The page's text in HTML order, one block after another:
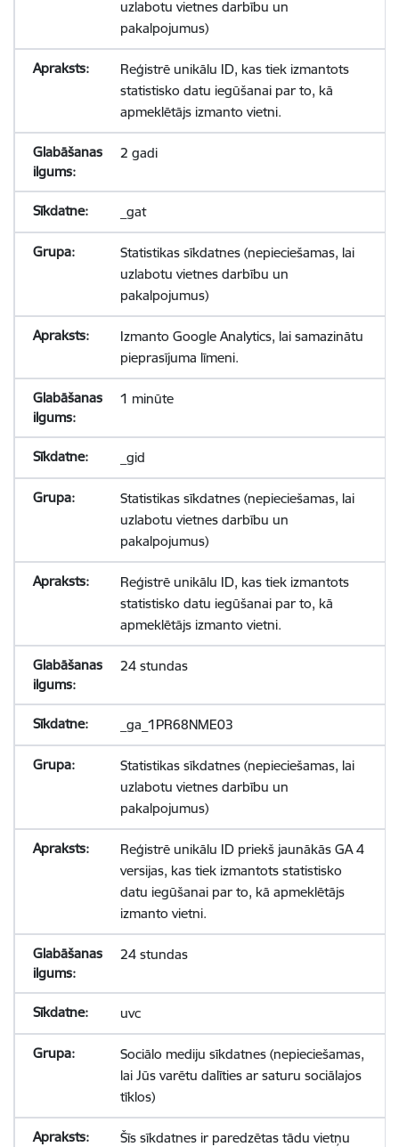
uzlabotu vietnes darbību un
pakalpojumus)
Reģistrē unikālu ID, kas tiek izmantots
statistisko datu iegūšanai par to, kā
apmeklētājs izmanto vietni.
2 gadi
_gat
Statistikas sīkdatnes (nepieciešamas, lai
uzlabotu vietnes darbību un
pakalpojumus)
Izmanto Google Analytics, lai samazinātu
pieprasījuma līmeni.
1 minūte
_gid
Statistikas sīkdatnes (nepieciešamas, lai
uzlabotu vietnes darbību un
pakalpojumus)
Reģistrē unikālu ID, kas tiek izmantots
statistisko datu iegūšanai par to, kā
apmeklētājs izmanto vietni.
24 stundas
_ga_1PR68NME03
Statistikas sīkdatnes (nepieciešamas, lai
uzlabotu vietnes darbību un
pakalpojumus)
Reģistrē unikālu ID priekš jaunākās GA 4
versijas, kas tiek izmantots statistisko
datu iegūšanai par to, kā apmeklētājs
izmanto vietni.
24 stundas
uvc
Sociālo mediju sīkdatnes (nepieciešamas,
lai Jūs varētu dalīties ar saturu sociālajos
tīklos)
Šīs sīkdatnes ir paredzētas tādu vietņu